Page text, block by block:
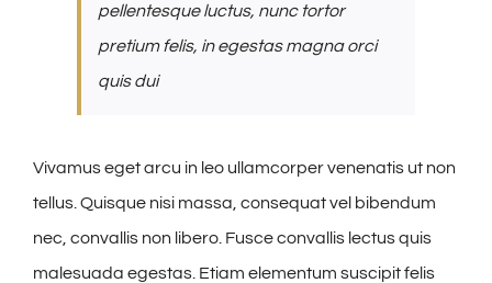
pellentesque luctus, nunc tortor
pretium felis, in egestas magna orci
quis dui
Vivamus eget arcu in leo ullamcorper venenatis ut non
tellus. Quisque nisi massa, consequat vel bibendum
nec, convallis non libero. Fusce convallis lectus quis
malesuada egestas. Etiam elementum suscipit felis